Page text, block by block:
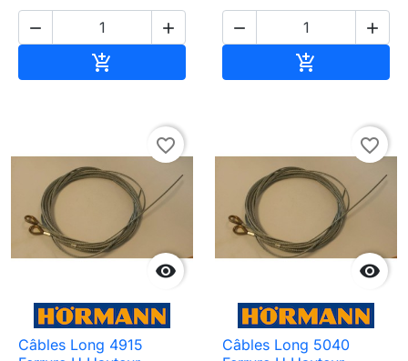
 

 


favorite_border
Câbles Long 4915

favorite_border
Câbles Long 5040